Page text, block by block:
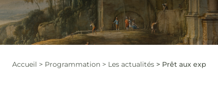
Accueil Programmation Les actualités Prêt aux